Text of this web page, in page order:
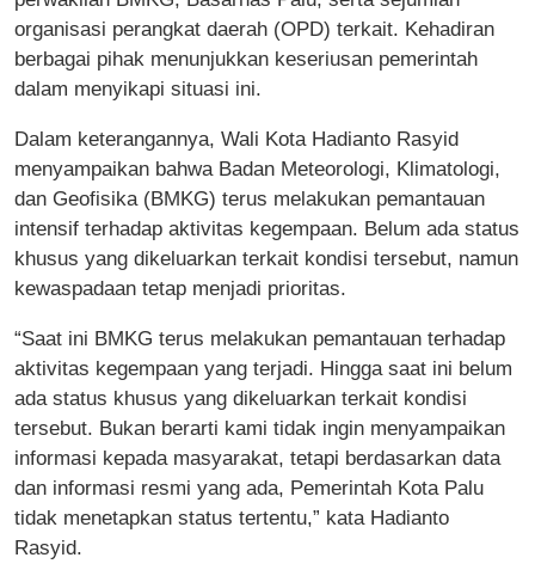
organisasi perangkat daerah (OPD) terkait. Kehadiran
berbagai pihak menunjukkan keseriusan pemerintah
dalam menyikapi situasi ini.
Dalam keterangannya, Wali Kota Hadianto Rasyid
menyampaikan bahwa Badan Meteorologi, Klimatologi,
dan Geofisika (BMKG) terus melakukan pemantauan
intensif terhadap aktivitas kegempaan. Belum ada status
khusus yang dikeluarkan terkait kondisi tersebut, namun
kewaspadaan tetap menjadi prioritas.
“Saat ini BMKG terus melakukan pemantauan terhadap
aktivitas kegempaan yang terjadi. Hingga saat ini belum
ada status khusus yang dikeluarkan terkait kondisi
tersebut. Bukan berarti kami tidak ingin menyampaikan
informasi kepada masyarakat, tetapi berdasarkan data
dan informasi resmi yang ada, Pemerintah Kota Palu
tidak menetapkan status tertentu,” kata Hadianto
Rasyid.